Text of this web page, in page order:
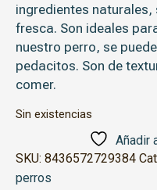
ingredientes
fresca. Son ideales
nuestro perro, se
pedacitos. Son de
comer.
Sin existencias
Añadir
SKU: 8436572729384
perros